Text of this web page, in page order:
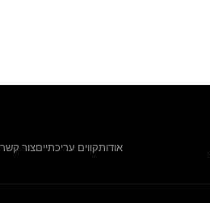
אודותקווים עריכתייםצור קשר